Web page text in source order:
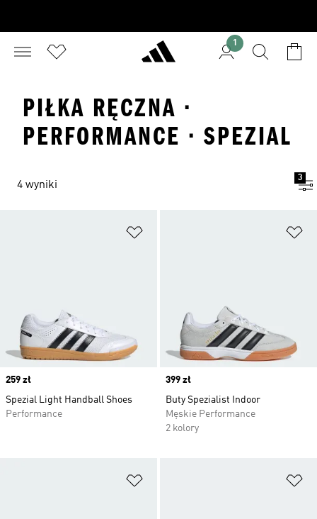
1
PIŁKA RĘCZNA ·
PERFORMANCE · SPEZIAL
4 wyniki
3
Price
259 zł
Spezial Light Handball Shoes
Performance
Price
399 zł
Buty Spezialist Indoor
Męskie Performance
2 kolory